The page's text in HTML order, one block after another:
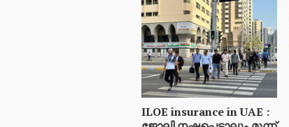
ILOE insurance in UAE :